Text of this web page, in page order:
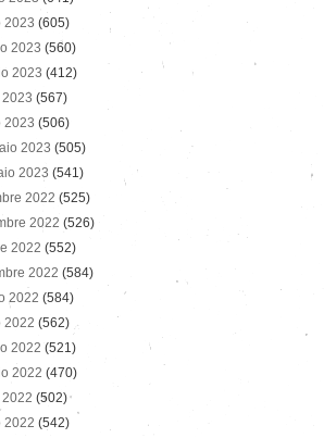
2023 (605)
2023 (560)
2023 (412)
(567)
2023 (506)
2023 (505)
2023 (541)
2022 (525)
2022 (526)
2022 (552)
2022 (584)
2022 (584)
2022 (562)
2022 (521)
2022 (470)
(502)
2022 (542)